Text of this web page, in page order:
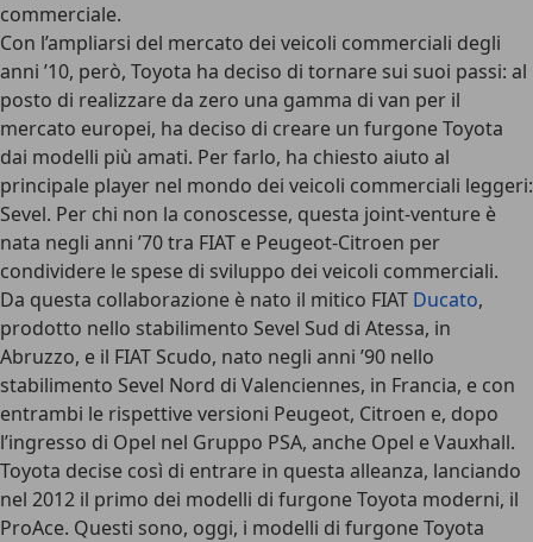
commerciale.
Con l’ampliarsi del mercato dei veicoli commerciali degli
anni ’10, però, Toyota ha deciso di tornare sui suoi passi: al
posto di realizzare da zero una gamma di van per il
mercato europei, ha deciso di creare un furgone Toyota
dai modelli più amati. Per farlo, ha chiesto aiuto al
principale player nel mondo dei veicoli commerciali leggeri:
Sevel. Per chi non la conoscesse, questa joint-venture è
nata negli anni ’70 tra FIAT e Peugeot-Citroen per
condividere le spese di sviluppo dei veicoli commerciali.
Da questa collaborazione è nato il mitico FIAT Ducato,
prodotto nello stabilimento Sevel Sud di Atessa, in
Abruzzo, e il FIAT Scudo, nato negli anni ’90 nello
stabilimento Sevel Nord di Valenciennes, in Francia, e con
entrambi le rispettive versioni Peugeot, Citroen e, dopo
l’ingresso di Opel nel Gruppo PSA, anche Opel e Vauxhall.
Toyota decise così di entrare in questa alleanza, lanciando
nel 2012 il primo dei modelli di furgone Toyota moderni, il
ProAce. Questi sono, oggi, i modelli di furgone Toyota